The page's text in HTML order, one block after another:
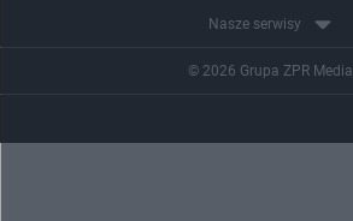
Nasze serwisy
© 2026 Grupa ZPR Media